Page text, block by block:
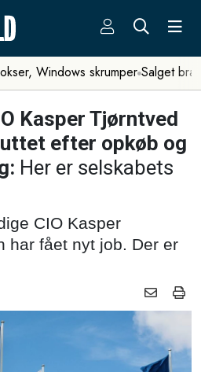
Windows skrumper Salget
Kasper Tjørntved
efter opkøb og
Her er selskabets
CIO Kasper
har fået nyt job. Der er